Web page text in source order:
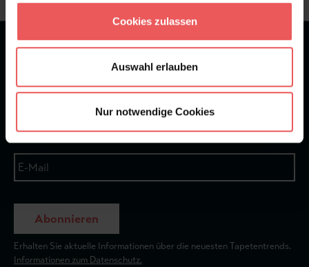
Cookies zulassen
Auswahl erlauben
Nur notwendige Cookies
★★★★★Bei 1245 Bewertungen
Newsletter
Abonnieren
Erhalten Sie aktuelle Informationen über die neuesten Tapetentrends.
Informationen zum Datenschutz.